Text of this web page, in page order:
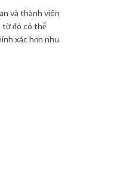
và thành viên
từ đó có thể
xác hơn nhu